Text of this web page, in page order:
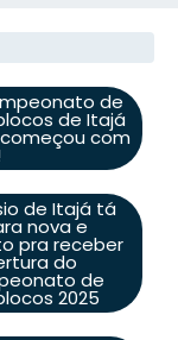
de
de Itajá
com
de Itajá tá
nova e
pra receber
do
de
2025